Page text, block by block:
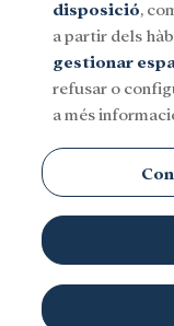
disposició,
a partir dels
gestionar
refusar o
a més